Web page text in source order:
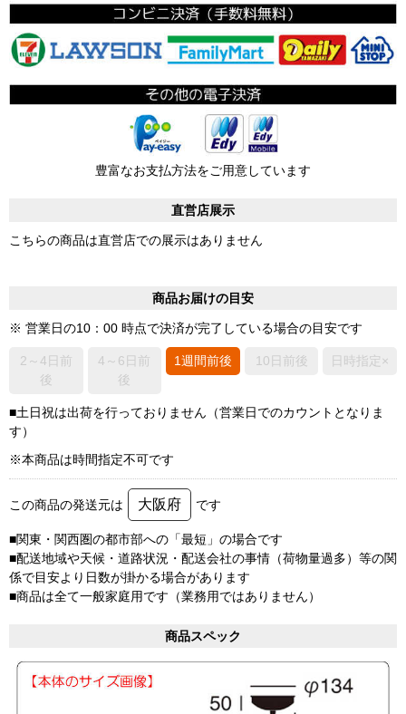
豊富なお支払方法をご用意しています
直営店展示
こちらの商品は直営店での展示はありません
商品お届けの目安
※ 営業日の10：00 時点で決済が完了している場合の目安です
2～4日前
後
4～6日前
後
1週間前後 10日前後 日時指定×
■土日祝は出荷を行っておりません（営業日でのカウントとなりま
す）
※本商品は時間指定不可です
この商品の発送元は 大阪府 です
■関東・関西圏の都市部への「最短」の場合です
■配送地域や天候・道路状況・配送会社の事情（荷物量過多）等の関
係で目安より日数が掛かる場合があります
■商品は全て一般家庭用です（業務用ではありません）
商品スペック